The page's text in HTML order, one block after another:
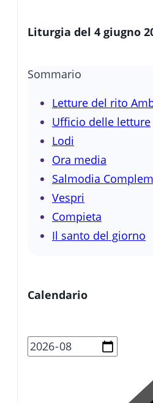
Liturgia del 4 giugno
Sommario
Letture del rito
Ufficio delle letture
Lodi
Ora media
Salmodia
Vespri
Compieta
Il santo del giorno
Calendario